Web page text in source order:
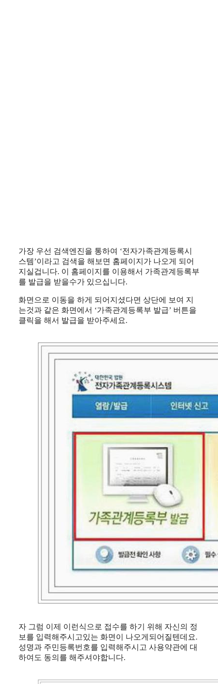
가장 우선 검색엔진을 통하여 ‘전자가족관계등록시
스템’이라고 검색을 해보면 홈페이지가 나오게 되어
지실겁니다. 이 홈페이지를 이용해서 가족관계등록부
를 발급을 받을수가 있으십니다.
화면으로 이동을 하게 되어지셨다면 상단에 보여 지
는것과 같은 화면에서 ‘가족관계등록부 발급’ 버튼을
클릭을 해서 발급을 받아주세요.
자 그럼 이제 이런식으로 접수를 하기 위해 자신의 정
보를 입력해주시고있는 화면이 나오게되어질텐데요.
성명과 주민등록번호를 입력해주시고 사용약관에 대
하여도 동의를 해주셔야합니다.